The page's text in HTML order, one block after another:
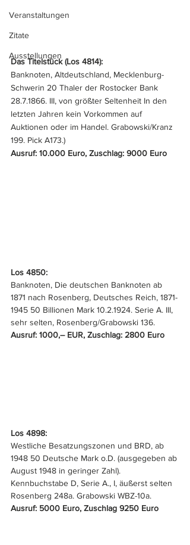
Veranstaltungen
Zitate
Ausstellungen
Das Titelstück (Los 4814):
Banknoten, Altdeutschland, Mecklenburg-
Schwerin 20 Thaler der Rostocker Bank
28.7.1866. III, von größter Seltenheit In den
letzten Jahren kein Vorkommen auf
Auktionen oder im Handel. Grabowski/Kranz
199. Pick A173.)
Ausruf: 10.000 Euro, Zuschlag: 9000 Euro
Los 4850:
Banknoten, Die deutschen Banknoten ab
1871 nach Rosenberg, Deutsches Reich, 1871-
1945 50 Billionen Mark 10.2.1924. Serie A. III,
sehr selten, Rosenberg/Grabowski 136.
Ausruf: 1000,– EUR, Zuschlag: 2800 Euro
Los 4898:
Westliche Besatzungszonen und BRD, ab
1948 50 Deutsche Mark o.D. (ausgegeben ab
August 1948 in geringer Zahl).
Kennbuchstabe D, Serie A., I, äußerst selten
Rosenberg 248a. Grabowski WBZ-10a.
Ausruf: 5000 Euro, Zuschlag 9250 Euro